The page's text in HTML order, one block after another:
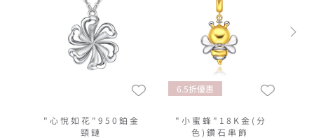
"心悅如花"950鉑金
頸鏈
6.5折優惠
"小蜜蜂"18K金(分
色)鑽石串飾